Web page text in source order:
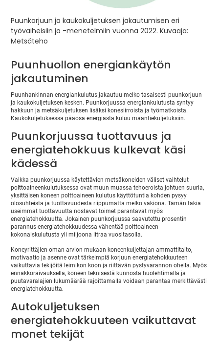
Puunkorjuun ja kaukokuljetuksen jakautumisen eri
työvaiheisiin ja -menetelmiin vuonna 2022. Kuvaaja:
Metsäteho
Puunhuollon energiankäytön
jakautuminen
Puunhankinnan energiankulutus jakautuu melko tasaisesti puunkorjuun
ja kaukokuljetuksen kesken. Puunkorjuussa energiankulutusta syntyy
hakkuun ja metsäkuljetuksen lisäksi konesiirroista ja työmatkoista.
Kaukokuljetuksessa pääosa energiasta kuluu maantiekuljetuksiin.
Puunkorjuussa tuottavuus ja
energiatehokkuus kulkevat käsi
kädessä
Vaikka puunkorjuussa käytettävien metsäkoneiden väliset vaihtelut
polttoaineenkulutuksessa ovat muun muassa tehoeroista johtuen suuria,
yksittäisen koneen polttoaineen kulutus käyttötuntia kohden pysyy
olosuhteista ja tuottavuudesta riippumatta melko vakiona. Tämän takia
useimmat tuottavuutta nostavat toimet parantavat myös
energiatehokkuutta. Jokainen puunkorjuussa saavutettu prosentin
parannus energiatehokkuudessa vähentää polttoaineen
kokonaiskulutusta yli miljoona litraa vuositasolla.
Koneyrittäjien oman arvion mukaan koneenkuljettajan ammattitaito,
motivaatio ja asenne ovat tärkeimpiä korjuun energiatehokkuuteen
vaikuttavia tekijöitä leimikon koon ja riittävän pystyvarannon ohella. Myös
ennakkoraivauksella, koneen teknisestä kunnosta huolehtimalla ja
puutavaralajien lukumäärää rajoittamalla voidaan parantaa merkittävästi
energiatehokkuutta.
Autokuljetuksen
energiatehokkuuteen vaikuttavat
monet tekijät